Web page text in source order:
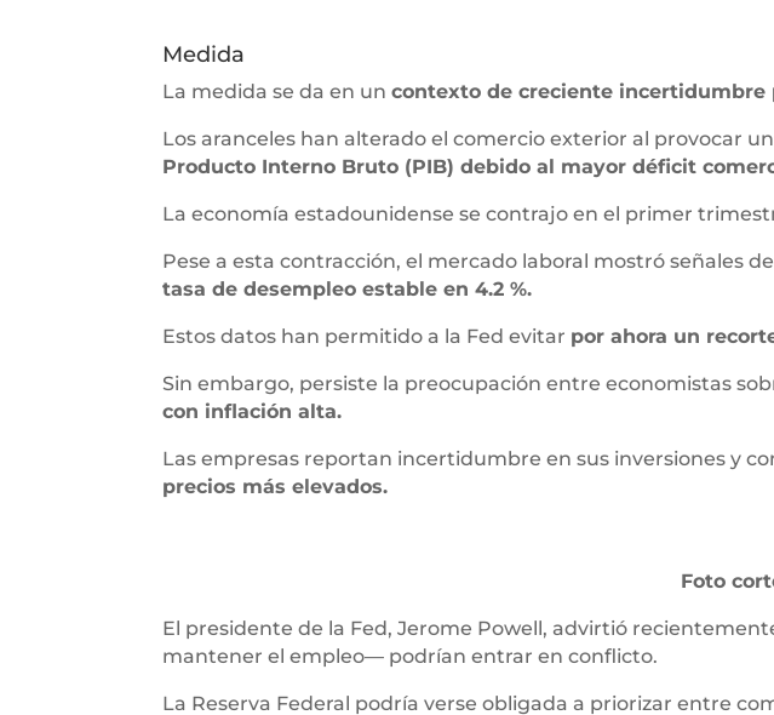
Medida
La medida se da en uncontexto de creciente incertidumbre
Los aranceles han alterado el comercio exterior al provocar
Producto Interno Bruto (PIB) debido al mayor déficit
La economía estadounidense se contrajo en el primer
Pese a esta contracción, el mercado laboral mostró señales
tasa de desempleo estable en 4.2 %.
Estos datos han permitido a la Fed evitar por ahora un
Sin embargo, persiste la preocupación entre economistas
con inflación alta.
Las empresas reportan incertidumbre en sus inversiones y
precios más elevados.
Foto
El presidente de la Fed, Jerome Powell, advirtió
mantener el empleo— podrían entrar en conflicto.
La Reserva Federal podría verse obligada a priorizar entre